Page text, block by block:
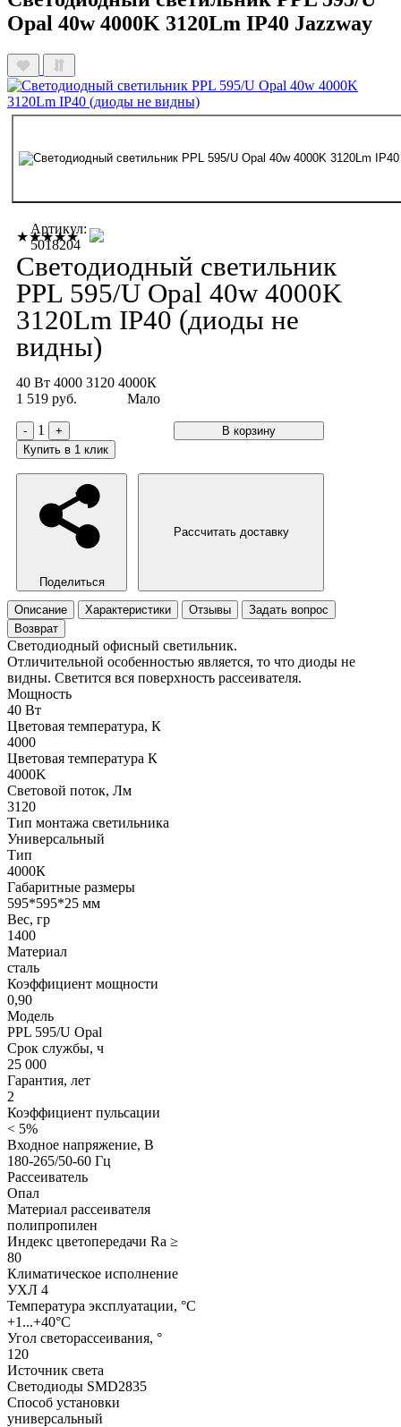
Opal 40w 4000K 3120Lm IP40 Jazzway
★★★★★
Артикул:
5018204
Светодиодный светильник
PPL 595/U Opal 40w 4000K
3120Lm IP40 (диоды не
видны)
40 Вт 4000 3120 4000К
1 519 руб.
Мало
- 1 +
В корзину
Купить в 1 клик
Поделиться
Рассчитать доставку
Описание Характеристики Отзывы
Задать вопрос
Возврат
Светодиодный офисный светильник.
Отличительной особенностью является, то что диоды не
видны. Светится вся поверхность рассеивателя.
Мощность
40 Вт
Цветовая температура, К
4000
Цветовая температура К
4000K
Световой поток, Лм
3120
Тип монтажа светильника
Универсальный
Тип
4000К
Габаритные размеры
595*595*25 мм
Вес, гр
1400
Материал
сталь
Коэффициент мощности
0,90
Модель
PPL 595/U Opal
Срок службы, ч
25 000
Гарантия, лет
2
Коэффициент пульсации
< 5%
Входное напряжение, В
180-265/50-60 Гц
Рассеиватель
Опал
Материал рассеивателя
полипропилен
Индекс цветопередачи Ra ≥
80
Климатическое исполнение
УХЛ 4
Температура эксплуатации, °С
+1...+40°C
Угол светорассеивания, °
120
Источник света
Светодиоды SMD2835
Способ установки
универсальный